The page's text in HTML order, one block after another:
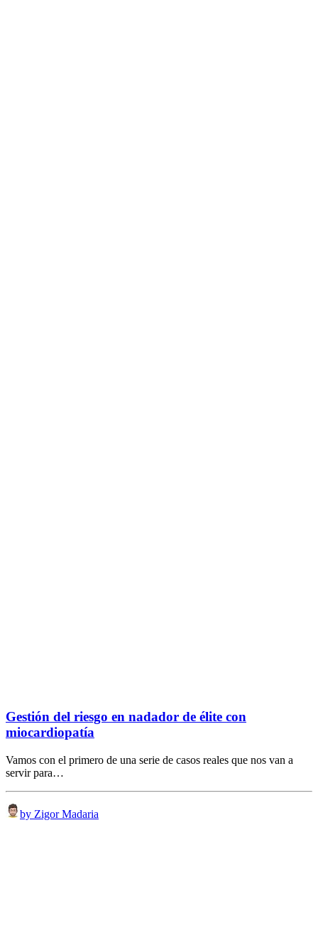
Gestión del riesgo en nadador de élite con
miocardiopatía
Vamos con el primero de una serie de casos reales que nos van a
servir para…
by Zigor Madaria